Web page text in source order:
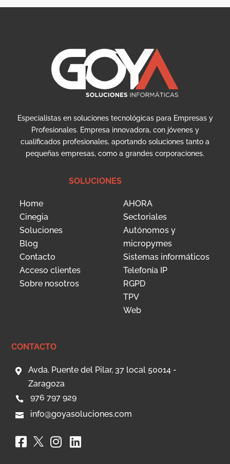
Especialistas en soluciones tecnológicas para Empresas y
Profesionales. Empresa innovadora, con jóvenes y
cualificados profesionales, aportando soluciones tanto a
pequeñas empresas, como a grandes corporaciones.
SOLUCIONES
Home
Cinegia
Soluciones
Blog
Contacto
Acceso clientes
Sobre nosotros
AHORA
Sectoriales
Autónomos y
micropymes
Sistemas informáticos
Telefonía IP
RGPD
TPV
Web
CONTACTO

Avda. Puente del Pilar, 37 local 50014 -
Zaragoza
 976 797 929
 info@goyasoluciones.com
  